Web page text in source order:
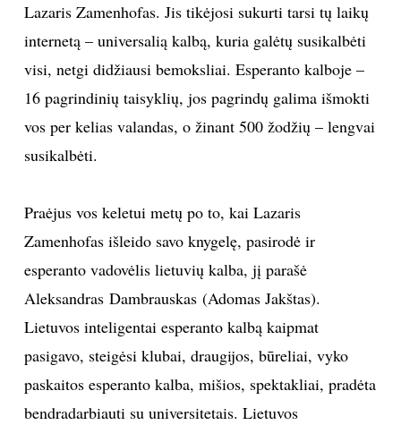
Lazaris Zamenhofas. Jis tikėjosi sukurti tarsi tų laikų
internetą – universalią kalbą, kuria galėtų susikalbėti
visi, netgi didžiausi bemoksliai. Esperanto kalboje –
16 pagrindinių taisyklių, jos pagrindų galima išmokti
vos per kelias valandas, o žinant 500 žodžių – lengvai
susikalbėti.
Praėjus vos keletui metų po to, kai Lazaris
Zamenhofas išleido savo knygelę, pasirodė ir
esperanto vadovėlis lietuvių kalba, jį parašė
Aleksandras Dambrauskas (Adomas Jakštas).
Lietuvos inteligentai esperanto kalbą kaipmat
pasigavo, steigėsi klubai, draugijos, būreliai, vyko
paskaitos esperanto kalba, mišios, spektakliai, pradėta
bendradarbiauti su universitetais. Lietuvos